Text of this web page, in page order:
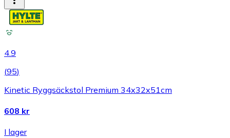
4.9
(95)
Kinetic Ryggsäckstol Premium 34x32x51cm
608 kr
I lager